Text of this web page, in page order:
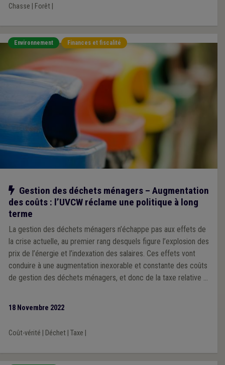
Chasse Forêt|
Environnement Finances et fiscalité
Notre action
Gestion des déchets ménagers – Augmentation
des coûts : l’UVCW réclame une politique à long
terme
La gestion des déchets ménagers n’échappe pas aux effets de
la crise actuelle, au premier rang desquels figure l’explosion des
prix de l’énergie et l’indexation des salaires. Ces effets vont
conduire à une augmentation inexorable et constante des coûts
de gestion des déchets ménagers, et donc de la taxe relative à
18 Novembre 2022
Coût-vérité Déchet| Taxe